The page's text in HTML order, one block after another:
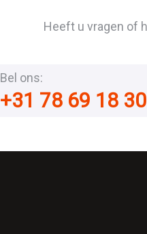
Heeft u vragen of
Bel ons:
+31 78 69 18